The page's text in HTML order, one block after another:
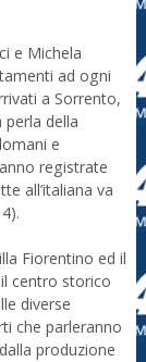
e Michela
ad ogni
a Sorrento,
della
e
registrate
all’italiana va
Fiorentino ed il
centro storico
diverse
che parleranno
produzione